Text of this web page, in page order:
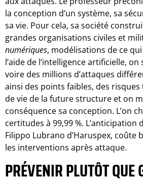
la conception d’un système, sa
sa vie. Pour cela, sa société
grandes organisations civiles et
numériques, modélisations de ce
l’aide de l’intelligence artificielle,
voire des millions d’attaques
ainsi des points faibles, des
de vie de la future structure et on
conséquence sa conception. L’on
certitudes à 99,99 %. L’anticipation
Filippo Lubrano d’Haruspex, coûte
les interventions après attaque.
PRÉVENIR PLUTÔT QUE